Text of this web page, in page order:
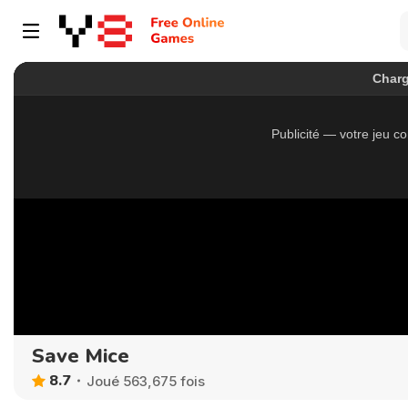
Save Mice
8.7 Joué 563,675 fois